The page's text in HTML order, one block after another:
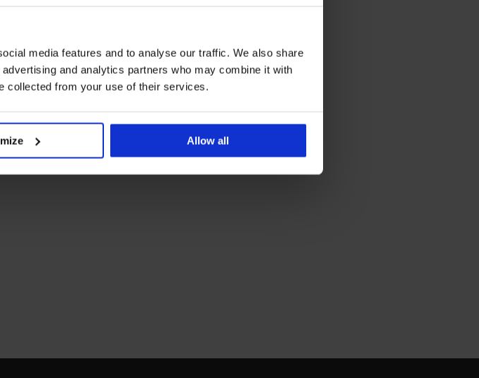
media features and to analyse our traffic. We also share
and analytics partners who may combine it with
collected from your use of their services.
Allow all